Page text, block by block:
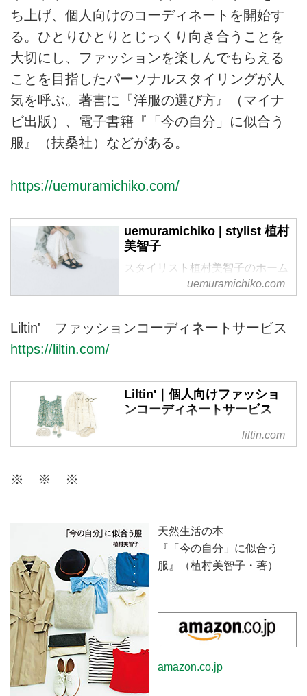
ち上げ、個人向けのコーディネートを開始す
る。ひとりひとりとじっくり向き合うことを
大切にし、ファッションを楽しんでもらえる
ことを目指したパーソナルスタイリングが人
気を呼ぶ。著書に『洋服の選び方』（マイナ
ビ出版）、電子書籍『「今の自分」に似合う
服』（扶桑社）などがある。
https://uemuramichiko.com/
uemuramichiko | stylist 植村
美智子
スタイリスト植村美智子のホーム
ページです。uemuramichiko.com
Liltin' ファッションコーディネートサービス
https://liltin.com/
Liltin'｜個人向けファッショ
ンコーディネートサービス
リルティンは、個人の方が日頃の
ファッションに関するお悩みを相
しむお手伝いをいたします。
liltin.com
※ ※ ※
天然生活の本
『「今の自分」に似合う
服』（植村美智子・著）
amazon.co.jp